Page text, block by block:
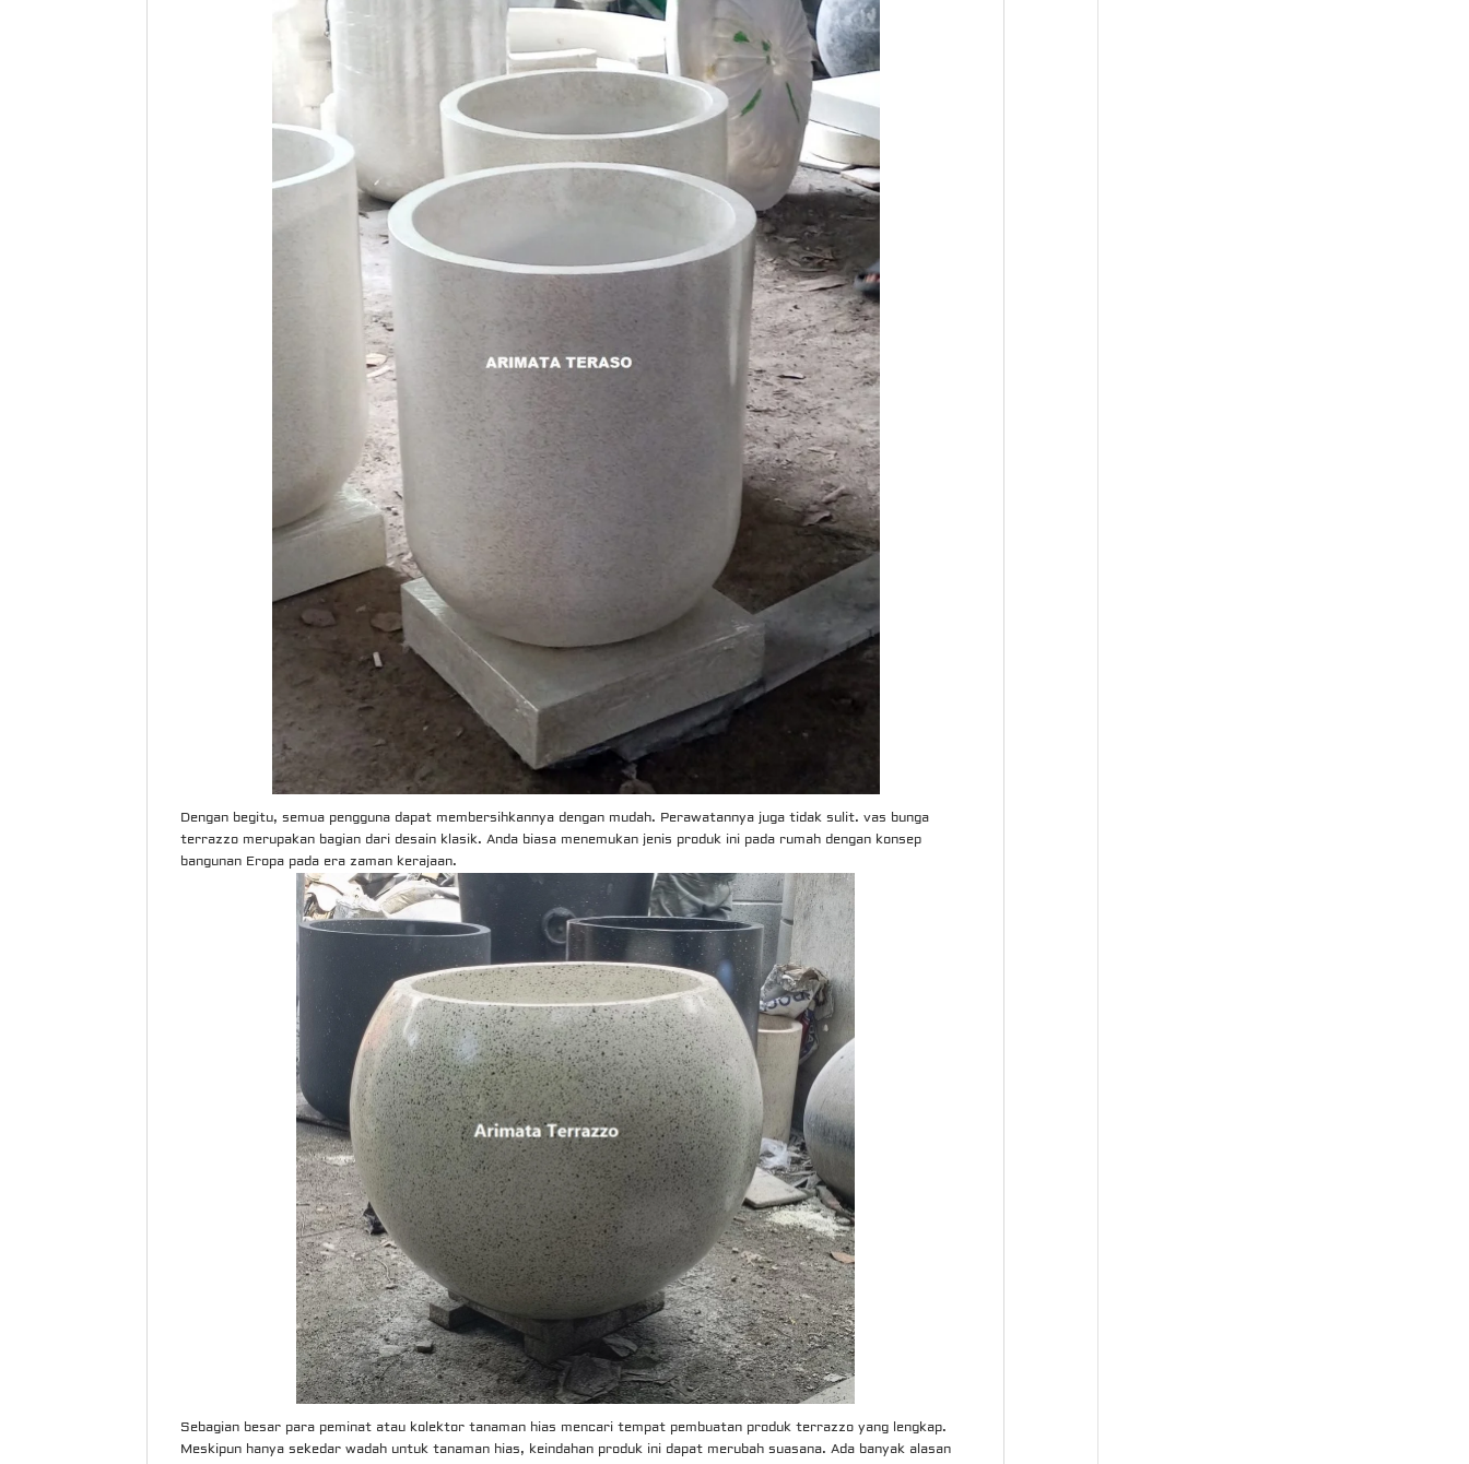
Dengan begitu, semua pengguna dapat membersihkannya dengan mudah. Perawatannya juga tidak sulit. vas bunga
terrazzo merupakan bagian dari desain klasik. Anda biasa menemukan jenis produk ini pada rumah dengan konsep
bangunan Eropa pada era zaman kerajaan.
Sebagian besar para peminat atau kolektor tanaman hias mencari tempat pembuatan produk terrazzo yang lengkap.
Meskipun hanya sekedar wadah untuk tanaman hias, keindahan produk ini dapat merubah suasana. Ada banyak alasan